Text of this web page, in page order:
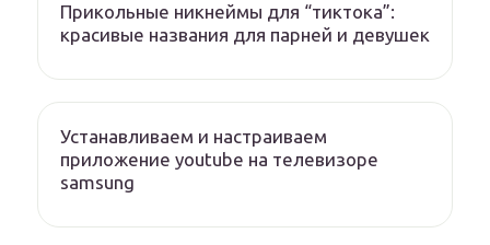
Прикольные никнеймы для “тиктока”:
красивые названия для парней и девушек
Устанавливаем и настраиваем
приложение youtube на телевизоре
samsung